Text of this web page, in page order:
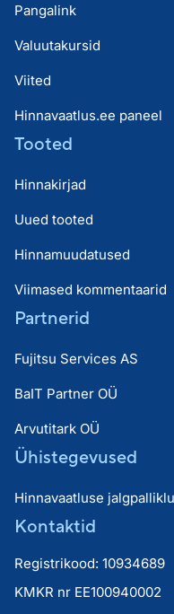
Pangalink
Valuutakursid
Viited
Hinnavaatlus.ee paneel
Tooted
Hinnakirjad
Uued tooted
Hinnamuudatused
Viimased kommentaarid
Partnerid
Fujitsu Services AS
BaIT Partner OÜ
Arvutitark OÜ
Ühistegevused
Hinnavaatluse
Kontaktid
Registrikood: 10934689
KMKR nr EE100940002